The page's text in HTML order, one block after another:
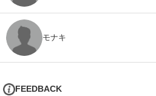
モナキ
FEEDBACK